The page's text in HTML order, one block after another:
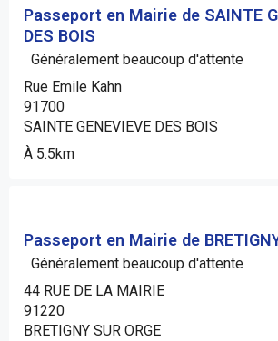
Passeport en Mairie de SAINTE
DES BOIS
Généralement beaucoup d'attente
Rue Emile Kahn
91700
SAINTE GENEVIEVE DES BOIS
À 5.5km
Passeport en Mairie de
Généralement beaucoup d'attente
44 RUE DE LA MAIRIE
91220
BRETIGNY SUR ORGE